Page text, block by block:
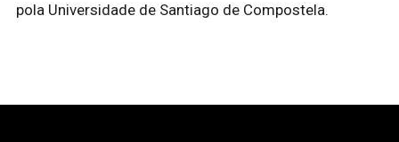
pola Universidade de Santiago de Compostela.